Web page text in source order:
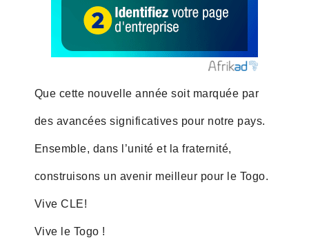
Que cette nouvelle année soit marquée par
des avancées significatives pour notre pays.
Ensemble, dans l’unité et la fraternité,
construisons un avenir meilleur pour le Togo.
Vive CLE!
Vive le Togo !